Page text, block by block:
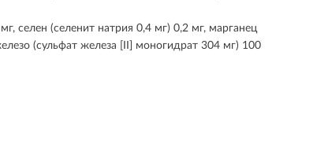
селен (селенит натрия 0,4 мг) 0,2 мг, марганец
(сульфат железа [II] моногидрат 304 мг) 100